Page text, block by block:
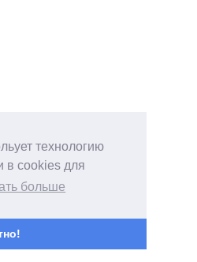
технологию
в cookies для
больше